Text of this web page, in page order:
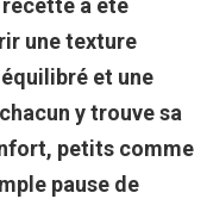
recette a été
une texture
et une
y trouve sa
petits comme
pause de